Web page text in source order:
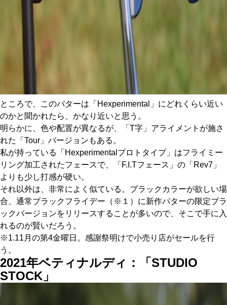
ところで、このパターは「Hexperimental」にどれくらい近い
のかと聞かれたら、かなり近いと思う。
明らかに、色や配置が異なるが、「T字」アライメントが施さ
れた「Tour」バージョンもある。
私が持っている「Hexperimentalプロトタイプ」はフライミー
リング加工されたフェースで、「F.I.Tフェース」の「Rev7」
よりも少し打感が硬い。
それ以外は、非常によく似ている。ブラックカラーが欲しい場
合、通常ブラックフライデー（※１）に新作パターの限定ブラ
ックバージョンをリリースすることが多いので、そこで手に入
れるのが賢いだろう。
※1.11月の第4金曜日。感謝祭明けで小売り店がセールを行
う。
2021年ベティナルディ：「STUDIO
STOCK」